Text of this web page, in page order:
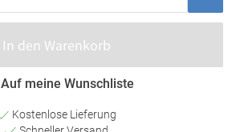
In den Warenkorb
Auf meine Wunschliste
Kostenlose Lieferung